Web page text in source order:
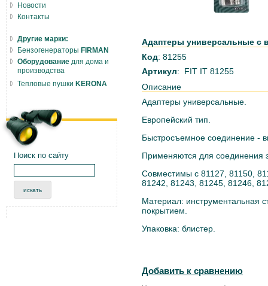
Адаптеры универсальные с
Код: 81255
Артикул: FIT IT 81255
Описание
Адаптеры универсальные.
Европейский тип.
Быстросъемное соединение -
Применяются для
Совместимы с 81127, 81150,
81242, 81243, 81245, 81246,
Материал: инструментальная
покрытием.
Упаковка: блистер.
Добавить к сравнению
Новости
Контакты
Другие марки:
Бензогенераторы FIRMAN
Оборудование для дома и
производства
Тепловые пушки KERONA
Поиск по сайту